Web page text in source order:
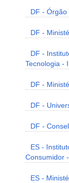
DF -
DF -
DF -
Tecnologia -
DF -
DF -
DF -
ES -
Consumidor
ES -